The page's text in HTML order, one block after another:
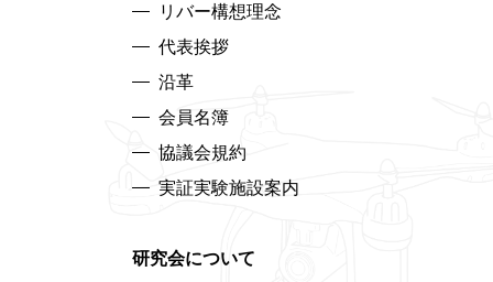
リバー構想理念
代表挨拶
沿革
会員名簿
協議会規約
実証実験施設案内
研究会について